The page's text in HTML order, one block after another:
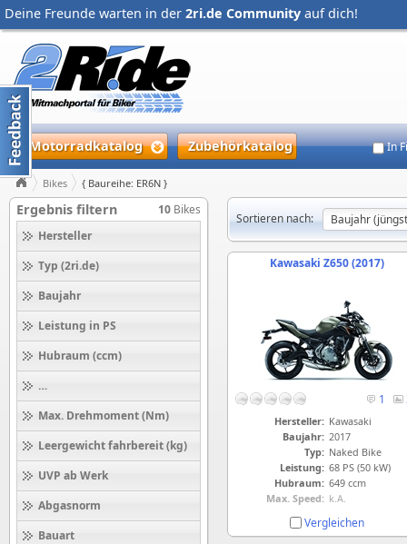
Deine Freunde warten in der 2ri.de Community auf dich!
Motorradkatalog Zubehörkatalog In
Bikes { Baureihe: ER6N }
Ergebnis filtern 10 Bikes
Hersteller
Typ (2ri.de)
Baujahr
Leistung in PS
Hubraum (ccm)
Höchstgeschwindigkeit (km/h)
Max. Drehmoment (Nm)
Leergewicht fahrbereit (kg)
UVP ab Werk
Abgasnorm
Bauart
Sortieren nach:
Kawasaki Z650 (2017)
1
Hersteller: Kawasaki
Baujahr: 2017
Typ: Naked Bike
Leistung: 68 PS (50 kW)
Hubraum: 649 ccm
Max. Speed: k.A.
Vergleichen